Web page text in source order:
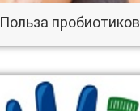
Польза пробиотиков